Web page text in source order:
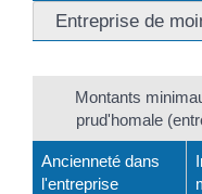
Entreprise de
Montants
prud'homale
Ancienneté dans
l'entreprise